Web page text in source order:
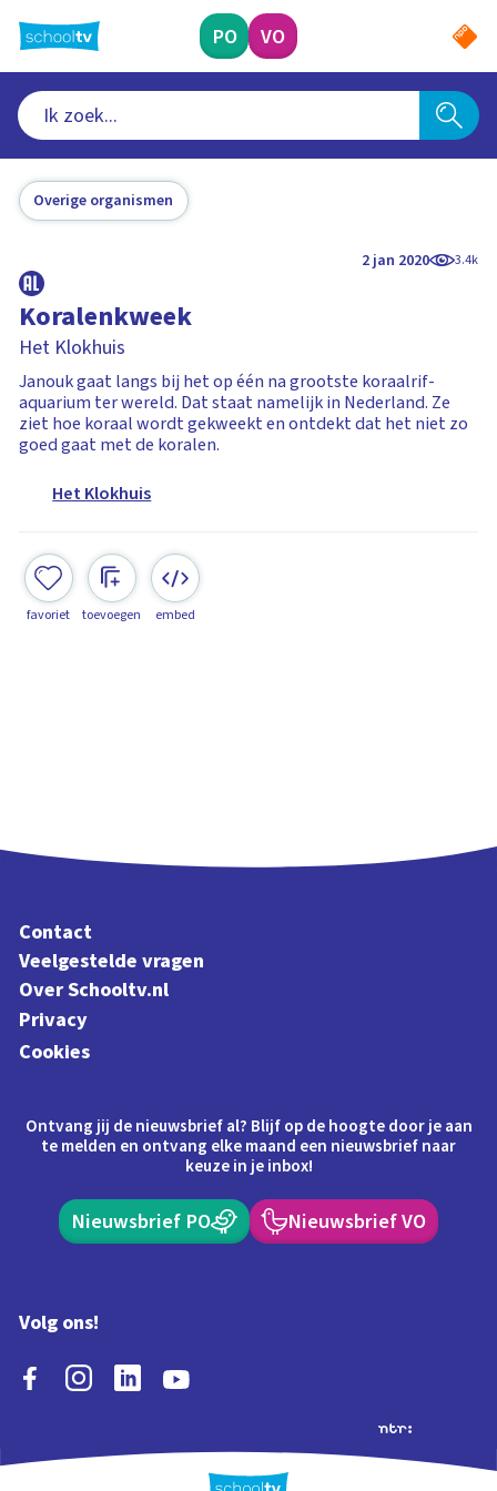
naar
hoofdinhoud
PO VO
Overige organismen
2 jan 2020 3.4k
Koralenkweek
Het Klokhuis
Janouk gaat langs bij het op één na grootste koraalrif-
aquarium ter wereld. Dat staat namelijk in Nederland. Ze
ziet hoe koraal wordt gekweekt en ontdekt dat het niet zo
goed gaat met de koralen.
Het Klokhuis
favoriet toevoegen embed
Contact
Veelgestelde vragen
Over Schooltv.nl
Privacy
Cookies
Ontvang jij de nieuwsbrief al? Blijf op de hoogte door je aan
te melden en ontvang elke maand een nieuwsbrief naar
keuze in je inbox!
Nieuwsbrief PO Nieuwsbrief VO
Volg ons!